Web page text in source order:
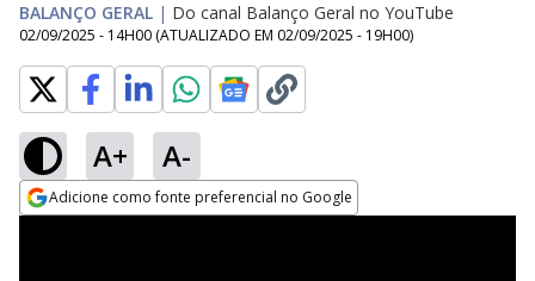
BALANÇO GERAL | Do canal Balanço Geral no YouTube
02/09/2025 - 14H00 (ATUALIZADO EM 02/09/2025 - 19H00)
A+ A-
Adicione como fonte preferencial no Google